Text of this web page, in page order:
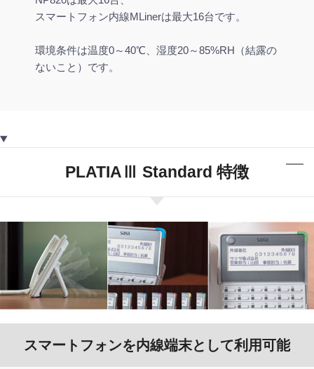
スマートフォン内線MLinerは最大16台です。
環境条件は温度0～40℃、湿度20～85%RH（結露の
ないこと）です。
PLATIAⅢ Standard 特徴
スマートフォンを内線端末として利用可能